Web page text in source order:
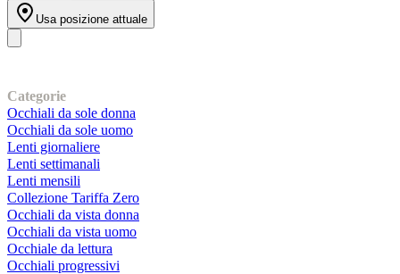
Usa posizione attuale
Categorie
Occhiali da sole donna
Occhiali da sole uomo
Lenti giornaliere
Lenti settimanali
Lenti mensili
Collezione Tariffa Zero
Occhiali da vista donna
Occhiali da vista uomo
Occhiale da lettura
Occhiali progressivi